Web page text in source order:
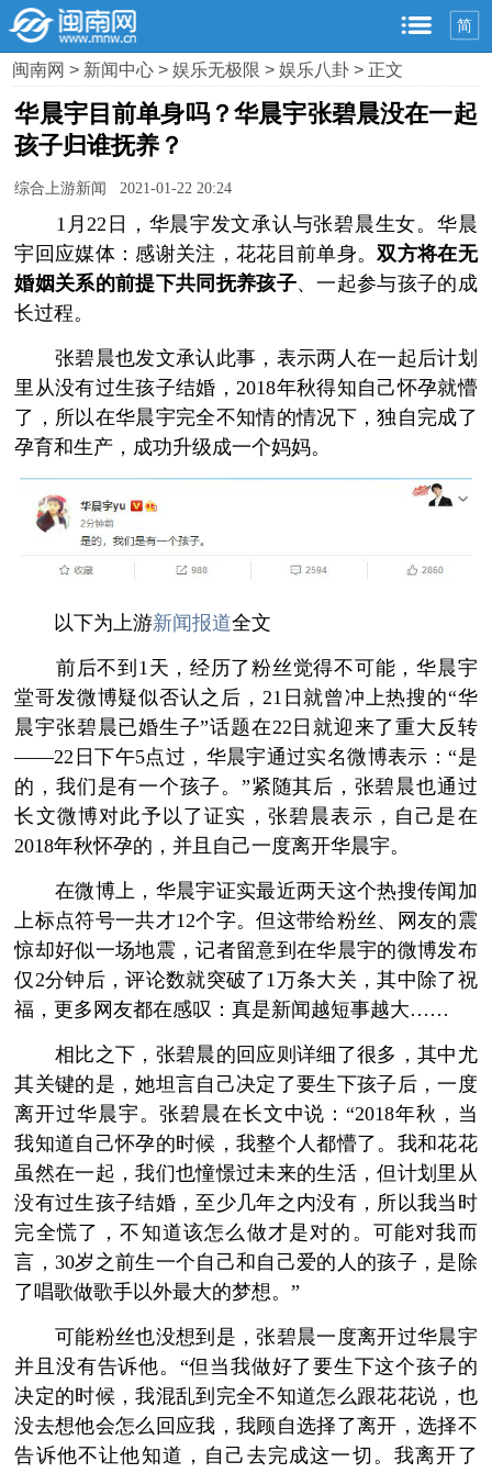
简
闽南网> 新闻中心>娱乐无极限>娱乐八卦> 正文
华晨宇目前单身吗？华晨宇张碧晨没在一起
孩子归谁抚养？
综合上游新闻 2021-01-22 20:24
1月22日，华晨宇发文承认与张碧晨生女。华晨
宇回应媒体：感谢关注，花花目前单身。双方将在无
婚姻关系的前提下共同抚养孩子、一起参与孩子的成
长过程。
张碧晨也发文承认此事，表示两人在一起后计划
里从没有过生孩子结婚，2018年秋得知自己怀孕就懵
了，所以在华晨宇完全不知情的情况下，独自完成了
孕育和生产，成功升级成一个妈妈。
以下为上游新闻报道全文
前后不到1天，经历了粉丝觉得不可能，华晨宇
堂哥发微博疑似否认之后，21日就曾冲上热搜的“华
晨宇张碧晨已婚生子”话题在22日就迎来了重大反转
——22日下午5点过，华晨宇通过实名微博表示：“是
的，我们是有一个孩子。”紧随其后，张碧晨也通过
长文微博对此予以了证实，张碧晨表示，自己是在
2018年秋怀孕的，并且自己一度离开华晨宇。
在微博上，华晨宇证实最近两天这个热搜传闻加
上标点符号一共才12个字。但这带给粉丝、网友的震
惊却好似一场地震，记者留意到在华晨宇的微博发布
仅2分钟后，评论数就突破了1万条大关，其中除了祝
福，更多网友都在感叹：真是新闻越短事越大……
相比之下，张碧晨的回应则详细了很多，其中尤
其关键的是，她坦言自己决定了要生下孩子后，一度
离开过华晨宇。张碧晨在长文中说：“2018年秋，当
我知道自己怀孕的时候，我整个人都懵了。我和花花
虽然在一起，我们也憧憬过未来的生活，但计划里从
没有过生孩子结婚，至少几年之内没有，所以我当时
完全慌了，不知道该怎么做才是对的。可能对我而
言，30岁之前生一个自己和自己爱的人的孩子，是除
了唱歌做歌手以外最大的梦想。”
可能粉丝也没想到是，张碧晨一度离开过华晨宇
并且没有告诉他。“但当我做好了要生下这个孩子的
决定的时候，我混乱到完全不知道怎么跟花花说，也
没去想他会怎么回应我，我顾自选择了离开，选择不
告诉他不让他知道，自己去完成这一切。我离开了